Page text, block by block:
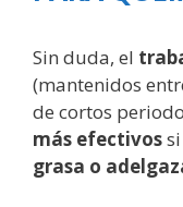
Sin duda, el
(mantenidos
de cortos
más efectivos
grasa o